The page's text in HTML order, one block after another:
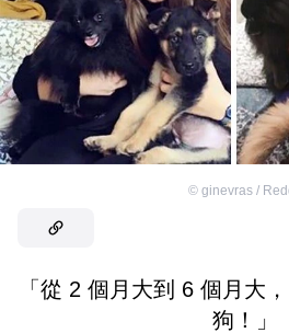
© ginevras /
「從 2 個月大到 6 個月大
狗！」